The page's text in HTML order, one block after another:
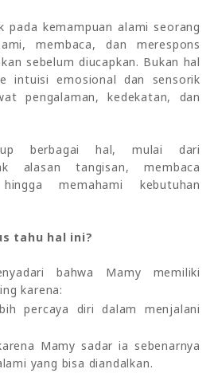
pada kemampuan alami seorang
membaca, dan merespons
sebelum diucapkan. Bukan hal
intuisi emosional dan sensorik
pengalaman, kedekatan, dan
berbagai hal, mulai dari
alasan tangisan, membaca
memahami kebutuhan
tahu hal ini?
bahwa Mamy memiliki
karena:
percaya diri dalam menjalani
Mamy sadar ia sebenarnya
yang bisa diandalkan.